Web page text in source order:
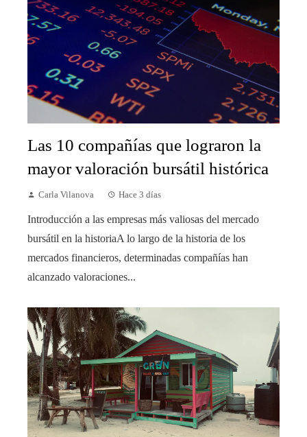
Las 10 compañías que lograron la
mayor valoración bursátil histórica
Carla Vilanova Hace 3 días
Introducción a las empresas más valiosas del mercado
bursátil en la historiaA lo largo de la historia de los
mercados financieros, determinadas compañías han
alcanzado valoraciones...